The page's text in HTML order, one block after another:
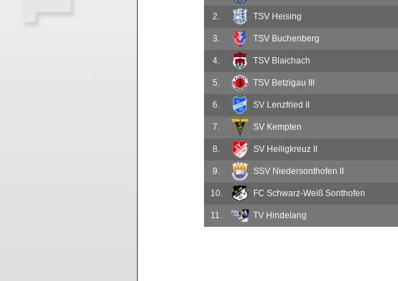
2. TSV Heising
3. TSV Buchenberg
4. TSV Blaichach
5. TSV Betzigau III
6. SV Lenzfried II
7. SV Kempten
8. SV Heiligkreuz II
9. SSV Niedersonthofen II
10. FC Schwarz-Weiß Sonthofen
11. TV Hindelang